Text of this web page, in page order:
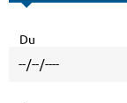
Du